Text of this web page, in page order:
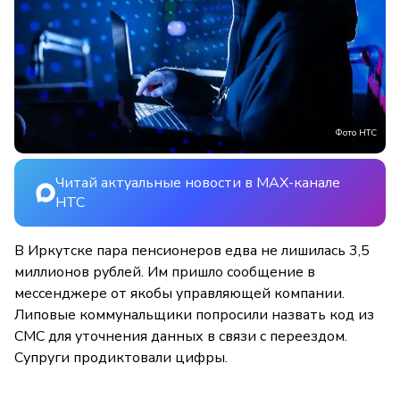
Фото НТС
Читай актуальные новости в MAX-канале
НТС
В Иркутске пара пенсионеров едва не лишилась 3,5
миллионов рублей. Им пришло сообщение в
мессенджере от якобы управляющей компании.
Липовые коммунальщики попросили назвать код из
СМС для уточнения данных в связи с переездом.
Супруги продиктовали цифры.